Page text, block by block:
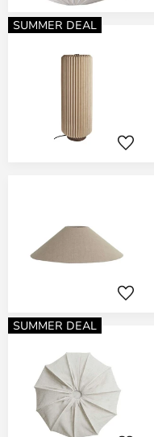
SUMMER DEAL
SUMMER DEAL